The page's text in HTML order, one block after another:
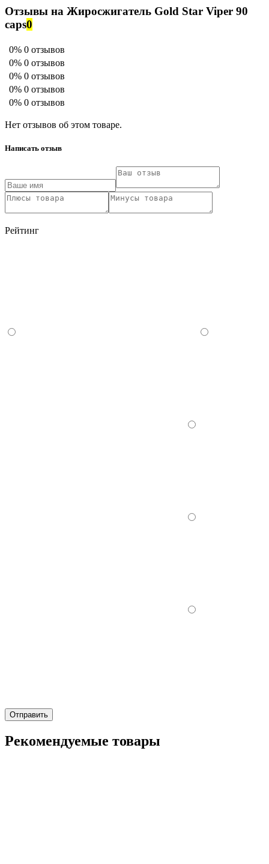
Отзывы на Жиросжигатель Gold Star Viper 90
сaps0
0% 0 отзывов
0% 0 отзывов
0% 0 отзывов
0% 0 отзывов
0% 0 отзывов
Нет отзывов об этом товаре.
Написать отзыв
Рейтинг
Отправить
Рекомендуемые товары